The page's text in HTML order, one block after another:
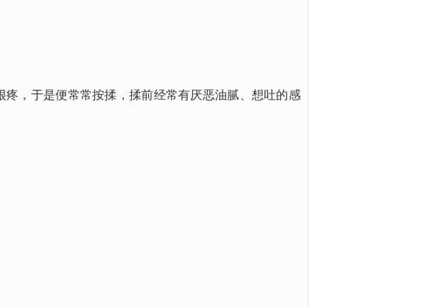
，于是便常常按揉，揉前经常有厌恶油腻、想吐的感